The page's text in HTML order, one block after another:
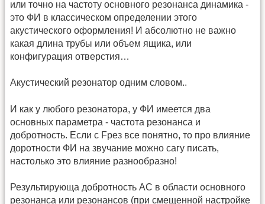
или точно на частоту основного резонанса динамика -
это ФИ в классическом определении этого
акустического оформления! И абсолютно не важно
какая длина трубы или объем ящика, или
конфигурация отверстия…
Акустический резонатор одним словом..
И как у любого резонатора, у ФИ имеется два
основных параметра - частота резонанса и
добротность. Если с Fрез все понятно, то про влияние
доротности ФИ на звучание можно сагу писать,
настолько это влияние разнообразно!
Результирующа добротность АС в области основного
резонанса или резонансов (при смещенной настройке